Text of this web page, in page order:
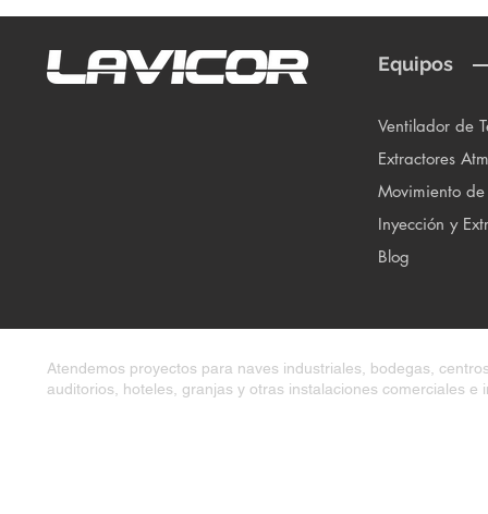
Equipos
Ventilador de
Extractores
Movimiento
Inyección y
Blog
Atendemos proyectos para naves industriales, bodegas,
auditorios, hoteles, granjas y otras instalaciones comerciales e